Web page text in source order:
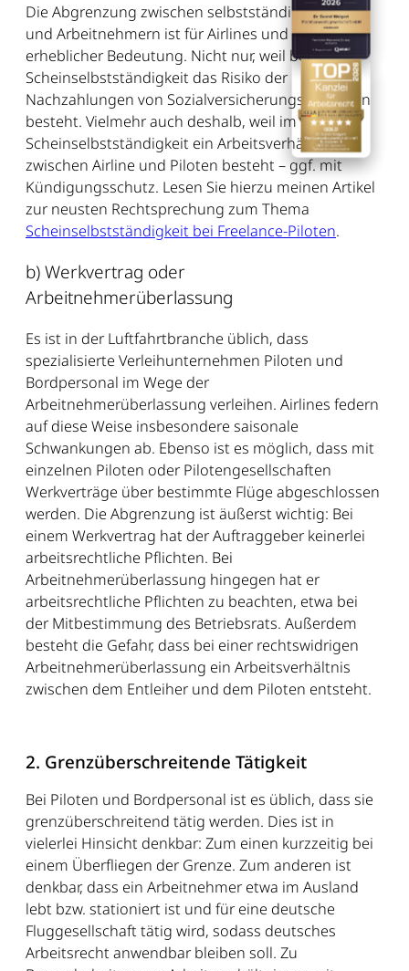
Die Abgrenzung zwischen selbstständigen Piloten
und Arbeitnehmern ist für Airlines und Piloten von
erheblicher Bedeutung. Nicht nur, weil bei
Scheinselbstständigkeit das Risiko der
Nachzahlungen von Sozialversicherungsbeiträgen
besteht. Vielmehr auch deshalb, weil im Falle der
Scheinselbstständigkeit ein Arbeitsverhältnis
zwischen Airline und Piloten besteht – ggf. mit
Kündigungsschutz. Lesen Sie hierzu meinen Artikel
zur neusten Rechtsprechung zum Thema
Scheinselbstständigkeit bei Freelance-Piloten.
b) Werkvertrag oder
Arbeitnehmerüberlassung
Es ist in der Luftfahrtbranche üblich, dass
spezialisierte Verleihunternehmen Piloten und
Bordpersonal im Wege der
Arbeitnehmerüberlassung verleihen. Airlines federn
auf diese Weise insbesondere saisonale
Schwankungen ab. Ebenso ist es möglich, dass mit
einzelnen Piloten oder Pilotengesellschaften
Werkverträge über bestimmte Flüge abgeschlossen
werden. Die Abgrenzung ist äußerst wichtig: Bei
einem Werkvertrag hat der Auftraggeber keinerlei
arbeitsrechtliche Pflichten. Bei
Arbeitnehmerüberlassung hingegen hat er
arbeitsrechtliche Pflichten zu beachten, etwa bei
der Mitbestimmung des Betriebsrats. Außerdem
besteht die Gefahr, dass bei einer rechtswidrigen
Arbeitnehmerüberlassung ein Arbeitsverhältnis
zwischen dem Entleiher und dem Piloten entsteht.
2. Grenzüberschreitende Tätigkeit
Bei Piloten und Bordpersonal ist es üblich, dass sie
grenzüberschreitend tätig werden. Dies ist in
vielerlei Hinsicht denkbar: Zum einen kurzzeitig bei
einem Überfliegen der Grenze. Zum anderen ist
denkbar, dass ein Arbeitnehmer etwa im Ausland
lebt bzw. stationiert ist und für eine deutsche
Fluggesellschaft tätig wird, sodass deutsches
Arbeitsrecht anwendbar bleiben soll. Zu